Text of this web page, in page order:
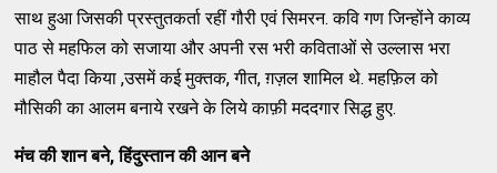
साथ हुआ जिसकी प्रस्तुतकर्ता रहीं गौरी एवं सिमरन. कवि गण जिन्होंने काव्य
पाठ से महफिल को सजाया और अपनी रस भरी कविताओं से उल्लास भरा
माहौल पैदा किया ,उसमें कई मुक्तक, गीत, ग़ज़ल शामिल थे. महफ़िल को
मौसिकी का आलम बनाये रखने के लिये काफ़ी मददगार सिद्ध हुए.
मंच की शान बने, हिंदुस्तान की आन बने